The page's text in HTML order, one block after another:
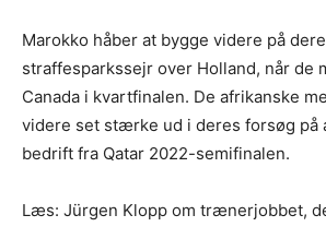
Marokko håber at bygge videre på
straffesparkssejr over Holland, når de
Canada i kvartfinalen. De afrikanske
videre set stærke ud i deres forsøg på
bedrift fra Qatar 2022-semifinalen.
Læs: Jürgen Klopp om trænerjobbet,